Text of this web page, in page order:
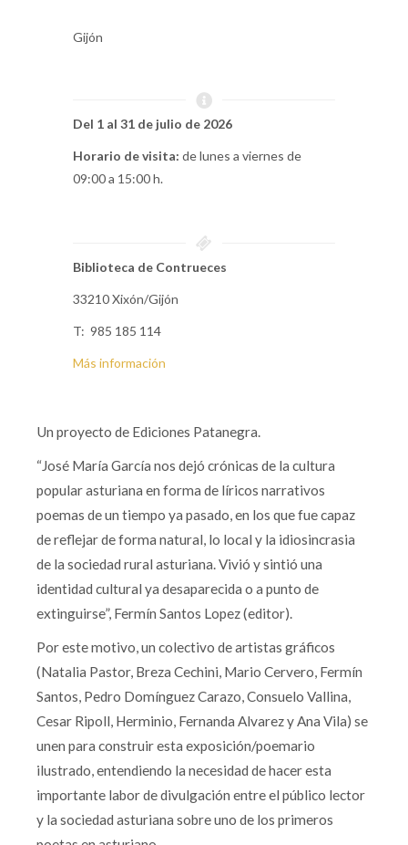
Gijón
Del 1 al 31 de julio de 2026
Horario de visita: de lunes a viernes de
09:00 a 15:00 h.
Biblioteca de Contrueces
33210 Xixón/Gijón
T: 985 185 114
Más información
Un proyecto de Ediciones Patanegra.
“José María García nos dejó crónicas de la cultura
popular asturiana en forma de líricos narrativos
poemas de un tiempo ya pasado, en los que fue capaz
de reflejar de forma natural, lo local y la idiosincrasia
de la sociedad rural asturiana. Vivió y sintió una
identidad cultural ya desaparecida o a punto de
extinguirse”, Fermín Santos Lopez (editor).
Por este motivo, un colectivo de artistas gráficos
(Natalia Pastor, Breza Cechini, Mario Cervero, Fermín
Santos, Pedro Domínguez Carazo, Consuelo Vallina,
Cesar Ripoll, Herminio, Fernanda Alvarez y Ana Vila) se
unen para construir esta exposición/poemario
ilustrado, entendiendo la necesidad de hacer esta
importante labor de divulgación entre el público lector
y la sociedad asturiana sobre uno de los primeros